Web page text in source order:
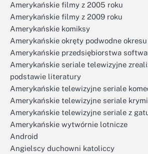
Amerykańskie filmy z 2005 roku
Amerykańskie filmy z 2009 roku
Amerykańskie komiksy
Amerykańskie okręty podwodne
Amerykańskie przedsiębiorstwa
Amerykańskie seriale telewizyjne
podstawie literatury
Amerykańskie telewizyjne seriale
Amerykańskie telewizyjne seriale
Amerykańskie telewizyjne seriale z
Amerykańskie wytwórnie lotnicze
Android
Angielscy duchowni katoliccy